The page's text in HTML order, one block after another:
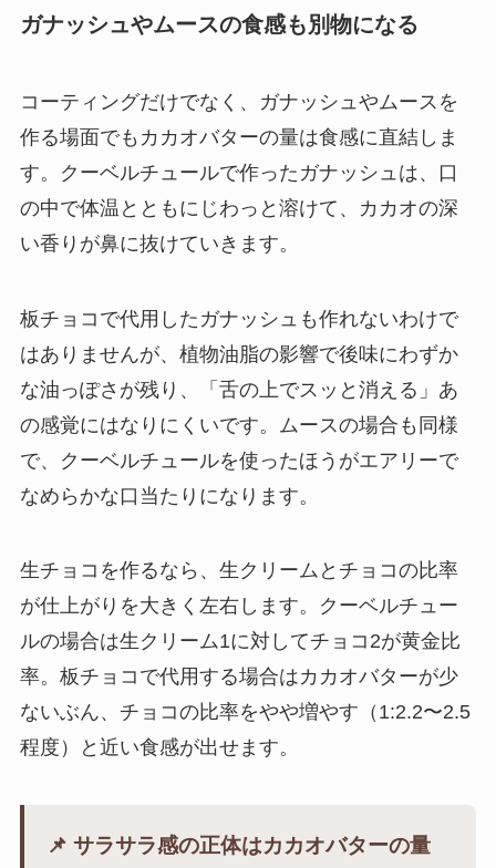
ガナッシュやムースの食感も別物になる
コーティングだけでなく、ガナッシュやムースを
作る場面でもカカオバターの量は食感に直結しま
す。クーベルチュールで作ったガナッシュは、口
の中で体温とともにじわっと溶けて、カカオの深
い香りが鼻に抜けていきます。
板チョコで代用したガナッシュも作れないわけで
はありませんが、植物油脂の影響で後味にわずか
な油っぽさが残り、「舌の上でスッと消える」あ
の感覚にはなりにくいです。ムースの場合も同様
で、クーベルチュールを使ったほうがエアリーで
なめらかな口当たりになります。
生チョコを作るなら、生クリームとチョコの比率
が仕上がりを大きく左右します。クーベルチュー
ルの場合は生クリーム1に対してチョコ2が黄金比
率。板チョコで代用する場合はカカオバターが少
ないぶん、チョコの比率をやや増やす（1:2.2〜2.5
程度）と近い食感が出せます。
📌 サラサラ感の正体はカカオバターの量